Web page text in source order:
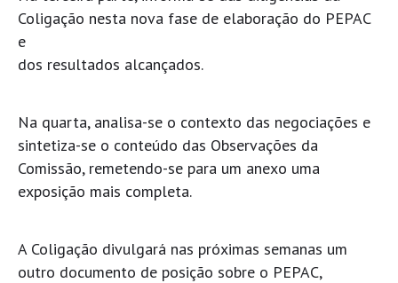
Coligação nesta nova fase de elaboração do PEPAC
e
dos resultados alcançados.
Na quarta, analisa-se o contexto das negociações e
sintetiza-se o conteúdo das Observações da
Comissão, remetendo-se para um anexo uma
exposição mais completa.
A Coligação divulgará nas próximas semanas um
outro documento de posição sobre o PEPAC,